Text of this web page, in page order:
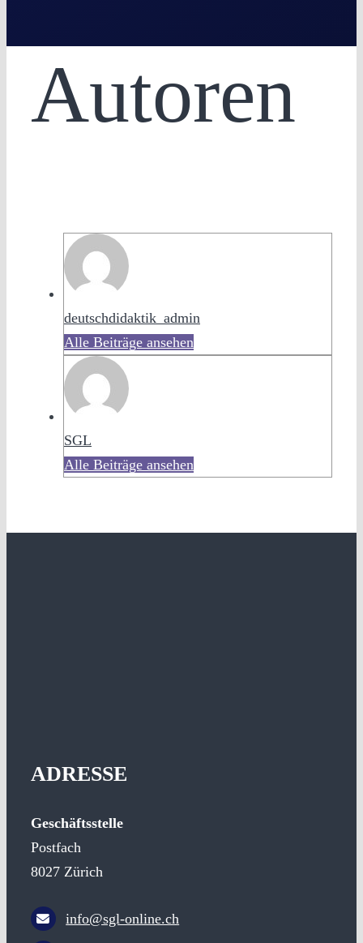
Autoren
deutschdidaktik_admin
Alle Beiträge ansehen
SGL
Alle Beiträge ansehen
ADRESSE
Geschäftsstelle
Postfach
8027 Zürich
info@sgl-online.ch